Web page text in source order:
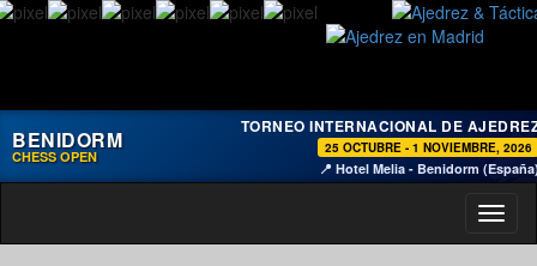
BENIDORM
CHESS OPEN
TORNEO INTERNACIONAL DE
25 OCTUBRE - 1 NOVIEMBRE, 2026
📍 Hotel Melia - Benidorm